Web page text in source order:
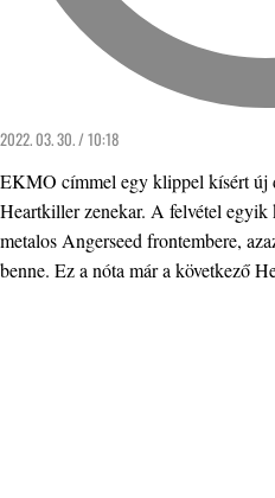
2022. 03. 30. / 10:18
EKMO címmel egy klippel kísért új
Heartkiller zenekar. A felvétel egyik
metalos Angerseed frontembere,
benne. Ez a nóta már a következő